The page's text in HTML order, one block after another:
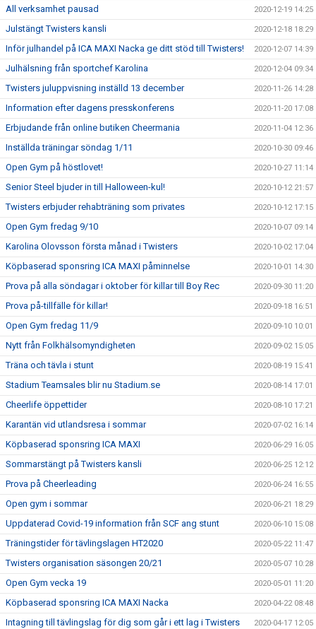
All verksamhet pausad 2020-12-19 14:25
Julstängt Twisters kansli 2020-12-18 18:29
Inför julhandel på ICA MAXI Nacka ge ditt stöd till Twisters! 2020-12-07 14:39
Julhälsning från sportchef Karolina 2020-12-04 09:34
Twisters juluppvisning inställd 13 december 2020-11-26 14:28
Information efter dagens presskonferens 2020-11-20 17:08
Erbjudande från online butiken Cheermania 2020-11-04 12:36
Inställda träningar söndag 1/11 2020-10-30 09:46
Open Gym på höstlovet! 2020-10-27 11:14
Senior Steel bjuder in till Halloween-kul! 2020-10-12 21:57
Twisters erbjuder rehabträning som privates 2020-10-12 17:15
Open Gym fredag 9/10 2020-10-07 09:14
Karolina Olovsson första månad i Twisters 2020-10-02 17:04
Köpbaserad sponsring ICA MAXI påminnelse 2020-10-01 14:30
Prova på alla söndagar i oktober för killar till Boy Rec 2020-09-30 11:20
Prova på-tillfälle för killar! 2020-09-18 16:51
Open Gym fredag 11/9 2020-09-10 10:01
Nytt från Folkhälsomyndigheten 2020-09-02 15:05
Träna och tävla i stunt 2020-08-19 15:41
Stadium Teamsales blir nu Stadium.se 2020-08-14 17:01
Cheerlife öppettider 2020-08-10 17:21
Karantän vid utlandsresa i sommar 2020-07-02 16:14
Köpbaserad sponsring ICA MAXI 2020-06-29 16:05
Sommarstängt på Twisters kansli 2020-06-25 12:12
Prova på Cheerleading 2020-06-24 16:55
Open gym i sommar 2020-06-21 18:29
Uppdaterad Covid-19 information från SCF ang stunt 2020-06-10 15:08
Träningstider för tävlingslagen HT2020 2020-05-22 11:47
Twisters organisation säsongen 20/21 2020-05-07 10:28
Open Gym vecka 19 2020-05-01 11:20
Köpbaserad sponsring ICA MAXI Nacka 2020-04-22 08:48
Intagning till tävlingslag för dig som går i ett lag i Twisters 2020-04-17 12:05